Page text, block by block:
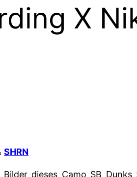
X
SHRN
dieses Camo SB